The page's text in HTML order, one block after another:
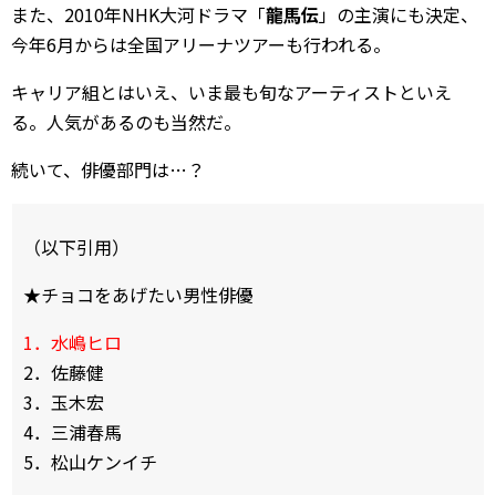
また、2010年NHK大河ドラマ「龍馬伝」の主演にも決定、
今年6月からは全国アリーナツアーも行われる。
キャリア組とはいえ、いま最も旬なアーティストといえ
る。人気があるのも当然だ。
続いて、俳優部門は…？
（以下引用）
★チョコをあげたい男性俳優
1．水嶋ヒロ
2．佐藤健
3．玉木宏
4．三浦春馬
5．松山ケンイチ